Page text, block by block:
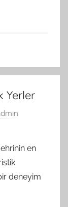
Yerler
en
deneyim